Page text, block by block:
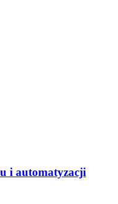
i automatyzacji